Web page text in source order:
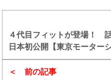
前の記事
４代目フィットが登場！
日本初公開【東京モーター